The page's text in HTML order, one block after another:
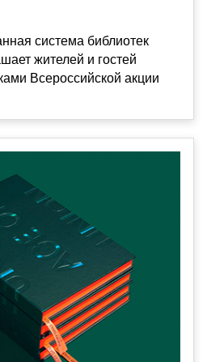
система библиотек
жителей и гостей
Всероссийской акции